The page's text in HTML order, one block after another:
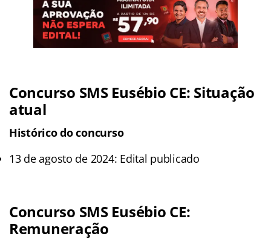
Concurso SMS Eusébio CE: Situação
atual
Histórico do concurso
13 de agosto de 2024: Edital publicado
Concurso SMS Eusébio CE:
Remuneração